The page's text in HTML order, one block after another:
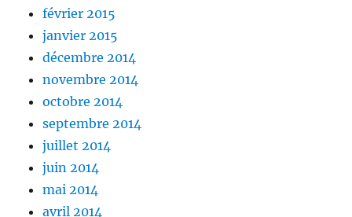
février 2015
janvier 2015
décembre 2014
novembre 2014
octobre 2014
septembre 2014
juillet 2014
juin 2014
mai 2014
avril 2014